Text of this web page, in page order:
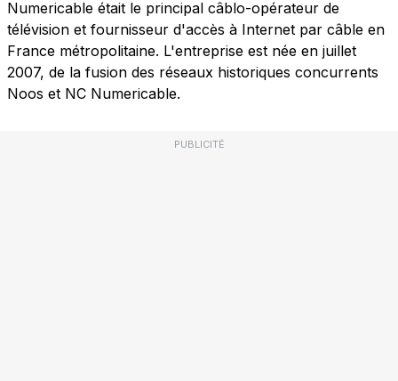
Numericable était le principal câblo-opérateur de
télévision et fournisseur d'accès à Internet par câble en
France métropolitaine. L'entreprise est née en juillet
2007, de la fusion des réseaux historiques concurrents
Noos et NC Numericable.
PUBLICITÉ